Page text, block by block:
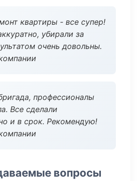
квартиры - все супер!
убирали за
очень довольны.
профессионалы
Все сделали
и в срок. Рекомендую!
вопросы